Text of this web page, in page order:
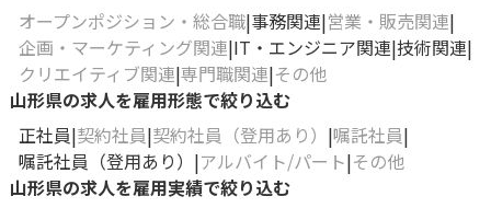
オープンポジション・総合職 事務関連 営業・販売関連
企画・マーケティング関連 IT・エンジニア関連 技術関連
クリエイティブ関連 専門職関連 その他
山形県の求人を雇用形態で絞り込む
正社員 契約社員 契約社員（登用あり）
嘱託社員
嘱託社員（登用あり）
アルバイト/パート その他
山形県の求人を雇用実績で絞り込む